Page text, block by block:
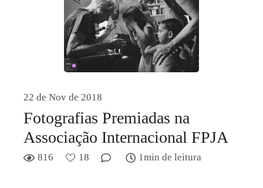
22 de Nov de 2018
Fotografias Premiadas na
Associação Internacional FPJA
816 18 1min de leitura